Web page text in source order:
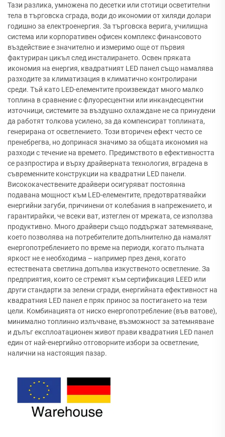
Тази разлика, умножена по десетки или стотици осветителни
тела в търговска сграда, води до икономии от хиляди долари
годишно за електроенергия. За търговска верига, училищна
система или корпоративен офисен комплекс финансовото
въздействие е значително и измеримо още от първия
фактуриран цикъл след инсталирането. Освен пряката
икономия на енергия, квадратният LED панел също намалява
разходите за климатизация в климатично контролирани
среди. Тъй като LED-елементите произвеждат много малко
топлина в сравнение с флуоресцентни или инкандесцентни
източници, системите за въздушно охлаждане не са принудени
да работят толкова усилено, за да компенсират топлината,
генерирана от осветлението. Този вторичен ефект често се
пренебрегва, но допринася значимо за общата икономия на
разходи с течение на времето. Предимството в ефективността
се разпростира и върху драйверната технология, вградена в
съвременните конструкции на квадратни LED панели.
Висококачествените драйвери осигуряват постоянна
подавана мощност към LED-елементите, предотвратявайки
енергийни загуби, причинени от колебания в напрежението, и
гарантирайки, че всеки ват, изтеглен от мрежата, се използва
продуктивно. Много драйвери също поддържат затемняване,
което позволява на потребителите допълнително да намалят
енергопотреблението по време на периоди, когато пълната
яркост не е необходима – например през деня, когато
естествената светлина допълва изкуственото осветление. За
предприятия, които се стремят към сертификация LEED или
други стандарти за зелени сгради, енергийната ефективност на
квадратния LED панел е пряк принос за постигането на тези
цели. Комбинацията от ниско енергопотребление (във ватове),
минимално топлинно излъчване, възможност за затемняване
и дълъг експлоатационен живот прави квадратния LED панел
един от най-енергийно отговорните избори за осветление,
налични на настоящия пазар.